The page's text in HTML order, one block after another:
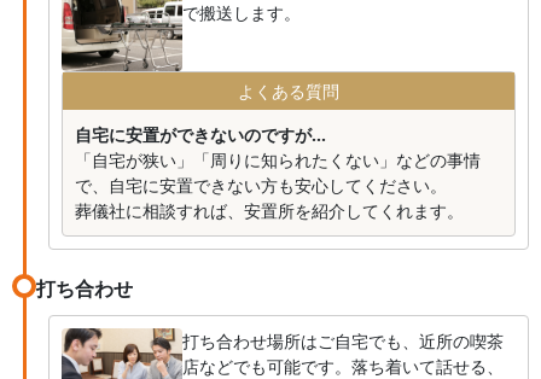
で搬送します。
よくある質問
自宅に安置ができないのですが...
「自宅が狭い」「周りに知られたくない」などの事情
で、自宅に安置できない方も安心してください。
葬儀社に相談すれば、安置所を紹介してくれます。
打ち合わせ
打ち合わせ場所はご自宅でも、近所の喫茶
店などでも可能です。落ち着いて話せる、